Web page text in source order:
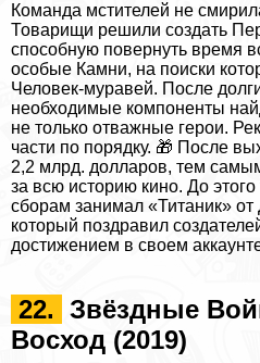
Комaнда мстителей не
Товарищи решили создать
способную повернуть время
особые Камни, на поиски
Человек-муравей. После
необходимые компоненты
не только отважные герои.
части по порядку. 🎁 После
2,2 млрд. долларов, тем
за всю историю кино. До
сборам занимал «Титаник»
который поздравил
достижением в своем
22. Звёздные
Восход (2019)